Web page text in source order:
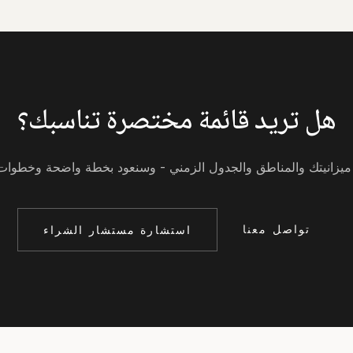
هل تريد قائمة مختصرة تناسبك؟
والمناطق والجدول الزمني - وسنعود بخطة واضحة وخطوات
تواصل معنا استشارة مستشار الشراء